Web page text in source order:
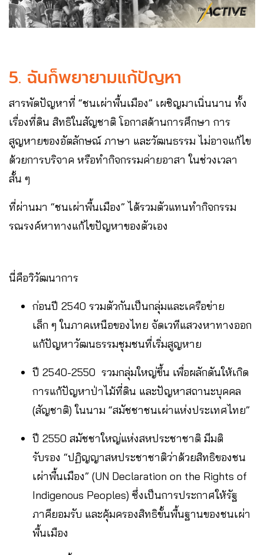
5. ฉันก็พยายามแก้ปัญหา
สารพัดปัญหาที่ “ชนเผ่าพื้นเมือง” เผชิญมาเนิ่นนาน ทั้ง
เรื่องที่ดิน สิทธิในสัญชาติ โอกาสด้านการศึกษา การ
สูญหายของอัตลักษณ์ ภาษา และวัฒนธรรม ไม่อาจแก้ไข
ด้วยการบริจาค หรือทำกิจกรรมค่ายอาสา ในช่วงเวลา
สั้น ๆ
ที่ผ่านมา “ชนเผ่าพื้นเมือง” ได้รวมตัวแทนทำกิจกรรม
รณรงค์หาทางแก้ไขปัญหาของตัวเอง
นี่คือวิวัฒนาการ
ก่อนปี 2540 รวมตัวกันเป็นกลุ่มและเครือข่าย
เล็ก ๆ ในภาคเหนือของไทย จัดเวทีแสวงหาทางออก
แก้ปัญหาวัฒนธรรมชุมชนที่เริ่มสูญหาย
ปี 2540-2550 รวมกลุ่มใหญ่ขึ้น เพื่อผลักดันให้เกิด
การแก้ปัญหาป่าไม้ที่ดิน และปัญหาสถานะบุคคล
(สัญชาติ) ในนาม “สมัชชาชนเผ่าแห่งประเทศไทย”
ปี 2550 สมัชชาใหญ่แห่งสหประชาชาติ มีมติ
รับรอง “ปฏิญญาสหประชาชาติว่าด้วยสิทธิของชน
เผ่าพื้นเมือง” (UN Declaration on the Rights of
Indigenous Peoples) ซึ่งเป็นการประกาศให้รัฐ
ภาคียอมรับ และคุ้มครองสิทธิขั้นพื้นฐานของชนเผ่า
พื้นเมือง